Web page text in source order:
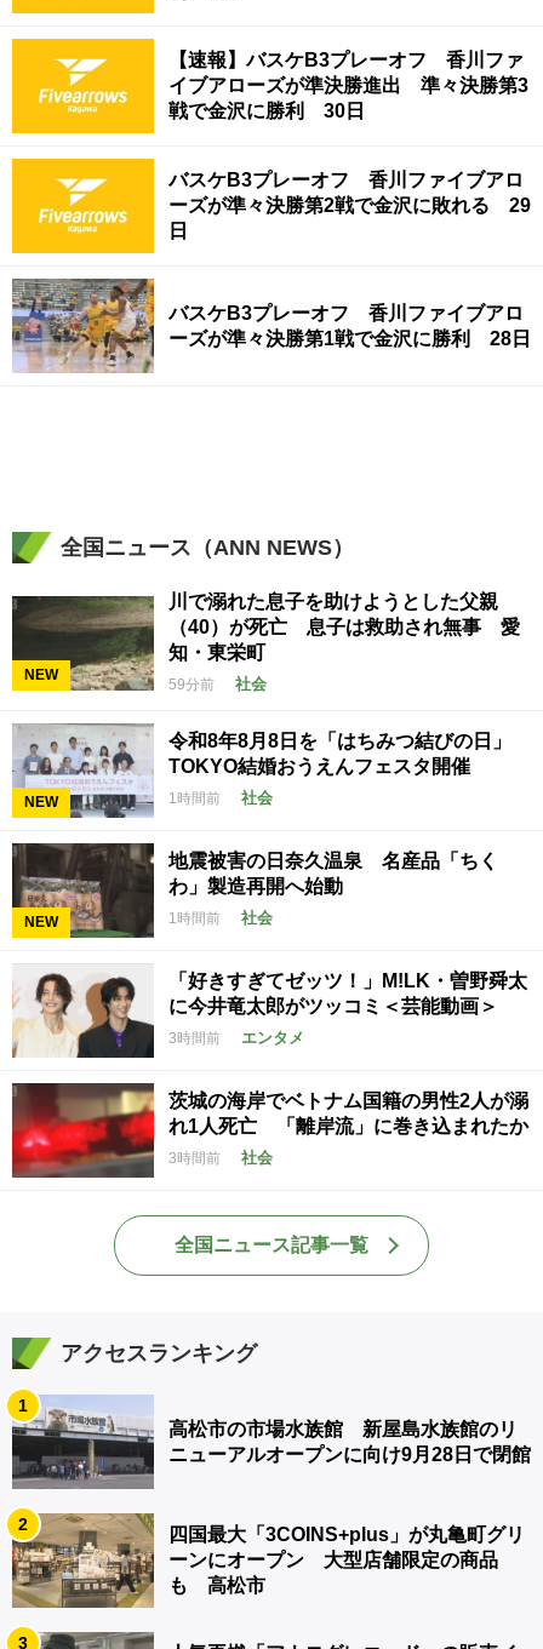
【速報】バスケB3プレーオフ 香川ファ
イブアローズが準決勝進出 準々決勝第3
戦で金沢に勝利 30日
バスケB3プレーオフ 香川ファイブアロ
ーズが準々決勝第2戦で金沢に敗れる 29
日
バスケB3プレーオフ 香川ファイブアロ
ーズが準々決勝第1戦で金沢に勝利 28日
全国ニュース（ANN NEWS）
NEW
川で溺れた息子を助けようとした父親
（40）が死亡 息子は救助され無事 愛
知・東栄町
59分前 社会
NEW
令和8年8月8日を「はちみつ結びの日」
TOKYO結婚おうえんフェスタ開催
1時間前 社会
NEW
地震被害の日奈久温泉 名産品「ちく
わ」製造再開へ始動
1時間前 社会
「好きすぎてゼッツ！」M!LK・曽野舜太
に今井竜太郎がツッコミ＜芸能動画＞
3時間前 エンタメ
茨城の海岸でベトナム国籍の男性2人が溺
れ1人死亡 「離岸流」に巻き込まれたか
3時間前 社会
全国ニュース記事一覧
アクセスランキング
1
高松市の市場水族館 新屋島水族館のリ
ニューアルオープンに向け9月28日で閉館
2
四国最大「3COINS+plus」が丸亀町グリ
ーンにオープン 大型店舗限定の商品
も 高松市
3